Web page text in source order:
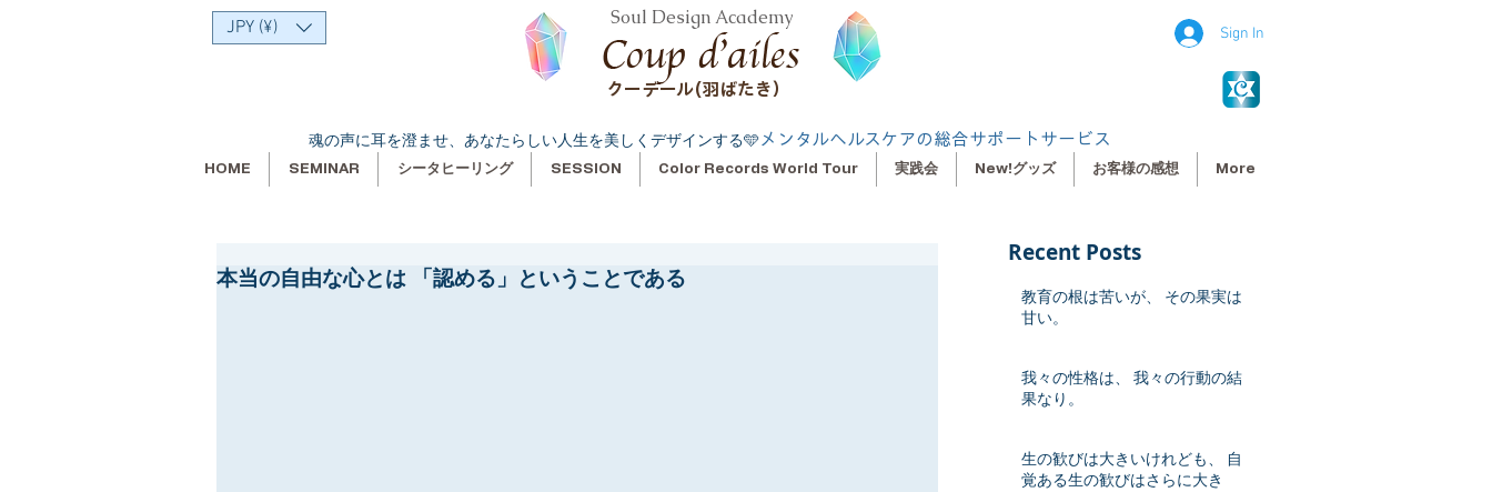
JPY (¥) Soul Design Academy
クーデール(羽ばたき）
Sign In
魂の声に耳を澄ませ、あなたらしい人生を美しくデザインする🩵 メンタルヘルスケアの総合サポートサービス
HOME SEMINAR シータヒーリング SESSION Color Records World Tour 実践会 New!グッズ お客様の感想 More
本当の自由な心とは 「認める」ということである
Recent Posts
教育の根は苦いが、 その果実は
甘い。
我々の性格は、 我々の行動の結
果なり。
生の歓びは大きいけれども、 自
覚ある生の歓びはさらに大き